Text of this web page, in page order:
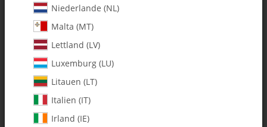
Niederlande (NL)
Malta (MT)
Lettland (LV)
Luxemburg (LU)
Litauen (LT)
Italien (IT)
Irland (IE)